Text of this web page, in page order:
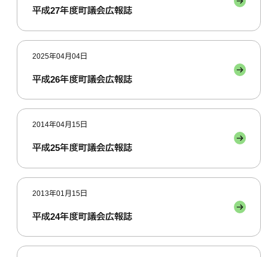
平成27年度町議会広報誌
2025年04月04日
平成26年度町議会広報誌
2014年04月15日
平成25年度町議会広報誌
2013年01月15日
平成24年度町議会広報誌